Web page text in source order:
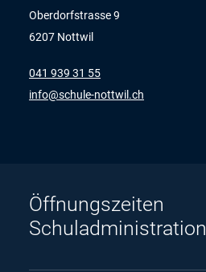
Oberdorfstrasse 9
6207 Nottwil
041 939 31 55
nf
sch -n ttw ch
Öffnungszeiten
Schuladministration